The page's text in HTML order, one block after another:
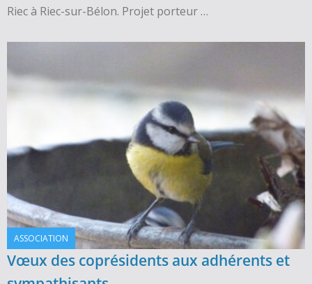
Riec à Riec-sur-Bélon. Projet porteur …
ASSOCIATION
Vœux des coprésidents aux adhérents et